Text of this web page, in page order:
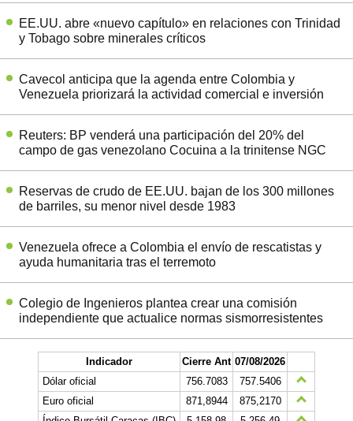
EE.UU. abre «nuevo capítulo» en relaciones con Trinidad
y Tobago sobre minerales críticos
Cavecol anticipa que la agenda entre Colombia y
Venezuela priorizará la actividad comercial e inversión
Reuters: BP venderá una participación del 20% del
campo de gas venezolano Cocuina a la trinitense NGC
Reservas de crudo de EE.UU. bajan de los 300 millones
de barriles, su menor nivel desde 1983
Venezuela ofrece a Colombia el envío de rescatistas y
ayuda humanitaria tras el terremoto
Colegio de Ingenieros plantea crear una comisión
independiente que actualice normas sismorresistentes
Indicador Cierre Ant 07/08/2026
Dólar oficial
756.7083
757.5406
Euro oficial
871,8944
875,2170